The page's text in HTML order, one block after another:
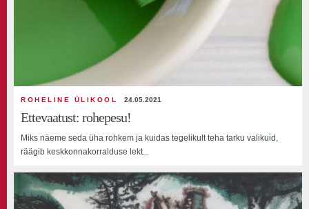
ROHELINE ÜLIKOOL 24.05.2021
Ettevaatust: rohepesu!
Miks näeme seda üha rohkem ja kuidas tegelikult teha tarku valikuid,
räägib keskkonnakorralduse lekt...